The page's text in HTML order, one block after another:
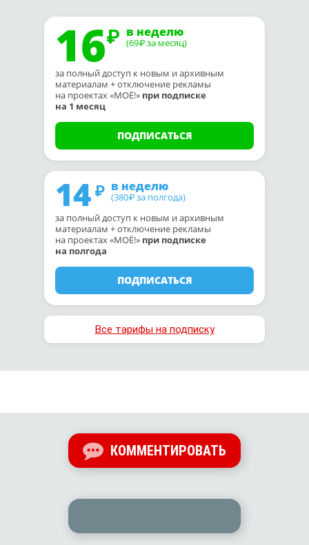
16 в неделю
(69₽ за месяц)
за полный доступ к новым и архивным
материалам + отключение рекламы
на проектах «МОЁ!» при подписке
на 1 месяц
ПОДПИСАТЬСЯ
14 в неделю
(380₽ за полгода)
за полный доступ к новым и архивным
материалам + отключение рекламы
на проектах «МОЁ!» при подписке
на полгода
ПОДПИСАТЬСЯ
Все тарифы на подписку
КОММЕНТИРОВАТЬ